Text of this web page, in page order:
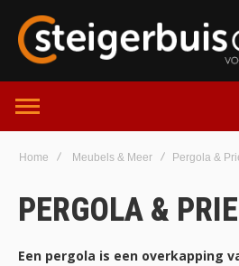
Home Meubels & Meer Pergola &
PERGOLA &
Een pergola is een overkapping